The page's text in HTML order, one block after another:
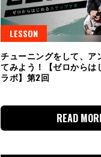
LESSON
チューニングをして、ア
てみよう！【ゼロからは
ラボ】第2回
READ